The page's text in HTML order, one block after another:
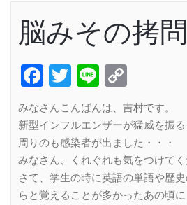
脳みその拷問
Facebook
Twitter
Line
Link
みなさんこんばんは、吉村です。
新型インフルエンザーが猛威を振
周りのも感染者が出ました・・・
みなさん、くれぐれも気をつけてく
さて、学生の時に英語の単語や歴
らと覚えることが多かったあの頃に